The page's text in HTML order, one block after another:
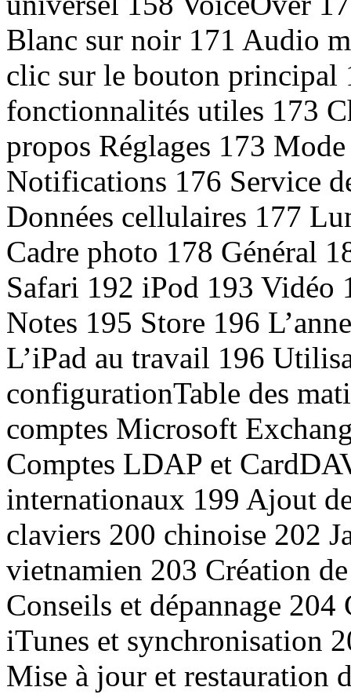
Blanc sur noir 171 Audio
clic sur le bouton principal
fonctionnalités utiles 173
propos Réglages 173
Notifications 176 Service
Données cellulaires 177
Cadre photo 178 Général
Safari 192 iPod 193 Vidéo
Notes 195 Store 196
L’iPad au travail 196
configurationTable des
comptes Microsoft
Comptes LDAP et
internationaux 199 Ajout
claviers 200 chinoise 202
vietnamien 203 Création
Conseils et dépannage 204
iTunes et synchronisation
Mise à jour et restauration